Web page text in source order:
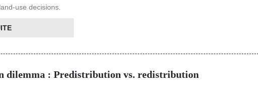
use decisions.
dilemma : Predistribution vs. redistribution